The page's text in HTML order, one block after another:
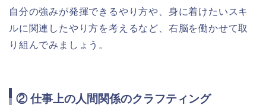
自分の強みが発揮できるやり方や、身に着けたいスキ
ルに関連したやり方を考えるなど、右脳を働かせて取
り組んでみましょう。
② 仕事上の人間関係のクラフティング